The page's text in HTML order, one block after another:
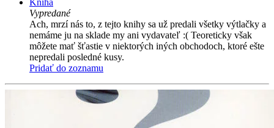
Kniha
Vypredané
Ach, mrzí nás to, z tejto knihy sa už predali všetky výtlačky a
nemáme ju na sklade my ani vydavateľ :( Teoreticky však
môžete mať šťastie v niektorých iných obchodoch, ktoré ešte
nepredali posledné kusy.
Pridať do zoznamu